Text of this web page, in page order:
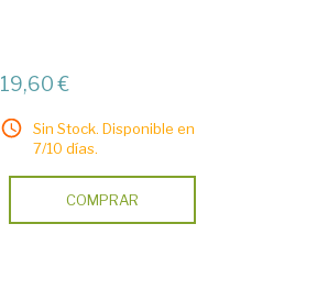
19,60 €
Sin Stock. Disponible en
7/10 días.
COMPRAR